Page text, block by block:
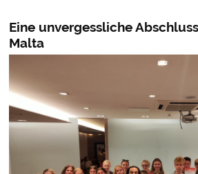
Eine unvergessliche
Malta